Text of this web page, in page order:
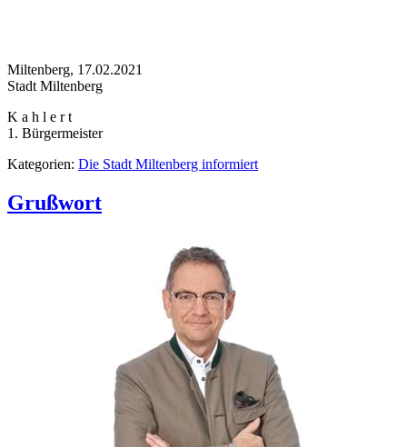
Miltenberg, 17.02.2021
Stadt Miltenberg
K a h l e r t
1. Bürgermeister
Kategorien: Die Stadt Miltenberg informiert
Grußwort